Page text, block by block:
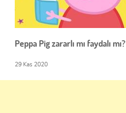
Peppa Pig zararlı mı faydalı mı?
29 Kas 2020